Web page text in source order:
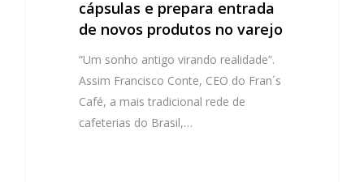
cápsulas e prepara entrada
de novos produtos no varejo
“Um sonho antigo virando realidade”.
Assim Francisco Conte, CEO do Fran´s
Café, a mais tradicional rede de
cafeterias do Brasil,…